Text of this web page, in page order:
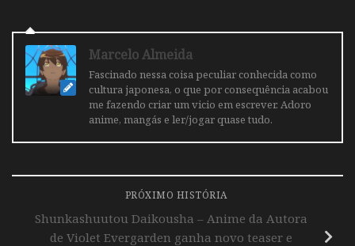
Marcelo Almeida
Fascinado nessa coisa peculiar conhecida como
cultura japonesa, o que por consequência acabou
me fazendo criar um vicio em escrever. Adoro
anime, mangás e ler/jogar quase tudo.
PRÓXIMO HISTÓRIA
Shunkashuutou Daikousha – Anime da Autora
de Violet Evergarden ganha novo teaser e